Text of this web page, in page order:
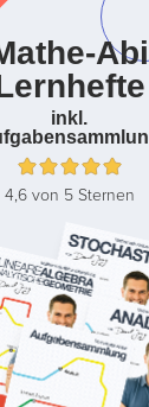
Abi
inkl.
4,6 von 5 Sternen